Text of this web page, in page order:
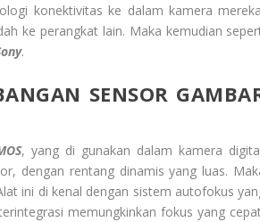
konektivitas ke dalam kamera
ke perangkat lain. Maka kemudian
.
SENSOR
, yang di gunakan dalam kamera
dengan rentang dinamis yang luas.
ini di kenal dengan sistem autofokus
memungkinkan fokus yang